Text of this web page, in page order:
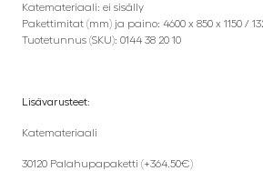
Katemateriaali: ei sisälly
Pakettimitat (mm) ja paino: 4600 x 850 x 1150 /
Tuotetunnus (SKU): 0144 38 20 10
Lisävarusteet:
Katemateriaali
30120 Palahupapaketti (+364.50€)